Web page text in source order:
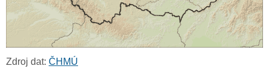
Zdroj dat: ČHMÚ